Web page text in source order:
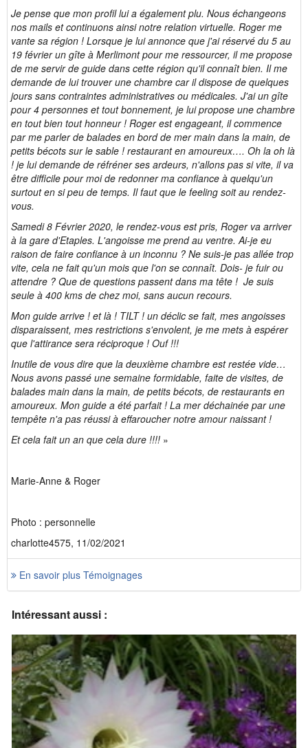
Je pense que mon profil lui a également plu. Nous échangeons
nos mails et continuons ainsi notre relation virtuelle. Roger me
vante sa région ! Lorsque je lui annonce que j'ai réservé du 5 au
19 février un gîte à Merlimont pour me ressourcer, il me propose
de me servir de guide dans cette région qu'il connaît bien. Il me
demande de lui trouver une chambre car il dispose de quelques
jours sans contraintes administratives ou médicales. J'ai un gîte
pour 4 personnes et tout bonnement, je lui propose une chambre
en tout bien tout honneur ! Roger est engageant, il commence
par me parler de balades en bord de mer main dans la main, de
petits bécots sur le sable ! restaurant en amoureux…. Oh la oh là
! je lui demande de réfréner ses ardeurs, n'allons pas si vite, il va
être difficile pour moi de redonner ma confiance à quelqu'un
surtout en si peu de temps. Il faut que le feeling soit au rendez-
vous.
Samedi 8 Février 2020, le rendez-vous est pris, Roger va arriver
à la gare d'Etaples. L'angoisse me prend au ventre. Ai-je eu
raison de faire confiance à un inconnu ? Ne suis-je pas allée trop
vite, cela ne fait qu'un mois que l'on se connaît. Dois- je fuir ou
attendre ? Que de questions passent dans ma tête ! Je suis
seule à 400 kms de chez moi, sans aucun recours.
Mon guide arrive ! et là ! TILT ! un déclic se fait, mes angoisses
disparaissent, mes restrictions s'envolent, je me mets à espérer
que l'attirance sera réciproque ! Ouf !!!
Inutile de vous dire que la deuxième chambre est restée vide…
Nous avons passé une semaine formidable, faite de visites, de
balades main dans la main, de petits bécots, de restaurants en
amoureux. Mon guide a été parfait ! La mer déchainée par une
tempête n'a pas réussi à effaroucher notre amour naissant !
Et cela fait un an que cela dure !!!! »
Marie-Anne & Roger
Photo : personnelle
charlotte4575, 11/02/2021
En savoir plus Témoignages
Intéressant aussi :